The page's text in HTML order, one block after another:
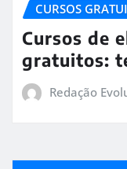
CURSOS
Cursos de
gratuitos:
Redação